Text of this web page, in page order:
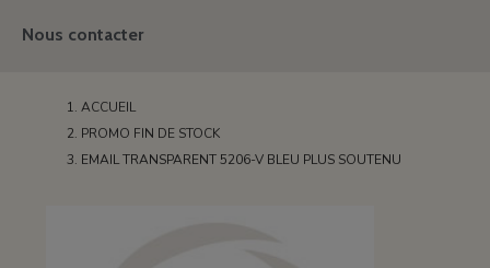
Nous contacter
ACCUEIL
PROMO FIN DE STOCK
EMAIL TRANSPARENT 5206-V BLEU PLUS SOUTENU